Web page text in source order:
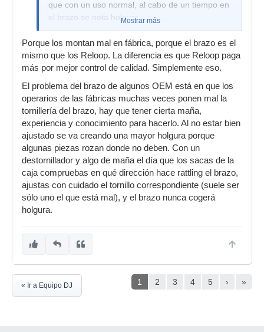
que con un uso normal, al cabo de un tiempo en
el brazo se nota holgura.Mostrar más
Porque los montan mal en fábrica, porque el brazo es el
mismo que los Reloop. La diferencia es que Reloop paga
más por mejor control de calidad. Simplemente eso.
El problema del brazo de algunos OEM está en que los
operarios de las fábricas muchas veces ponen mal la
tornillería del brazo, hay que tener cierta maña,
experiencia y conocimiento para hacerlo. Al no estar bien
ajustado se va creando una mayor holgura porque
algunas piezas rozan donde no deben. Con un
destornillador y algo de maña el día que los sacas de la
caja compruebas en qué dirección hace rattling el brazo,
ajustas con cuidado el tornillo correspondiente (suele ser
sólo uno el que está mal), y el brazo nunca cogerá
holgura.
1 2 3 4 5 › »
« Ir a Equipo DJ